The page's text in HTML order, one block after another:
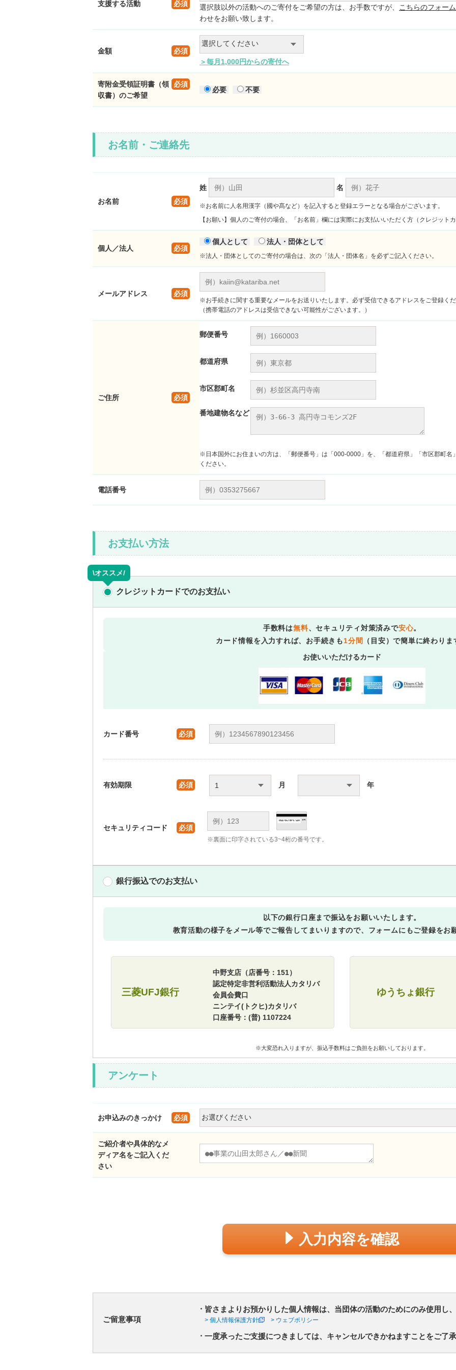
支援する活動 必須 選択肢以外の活動へのご寄付をご希望の方は、お手数ですが、
こちらのフォーム
わせをお願い致します。
金額
必須
＞毎月1,000円からの寄付へ
寄附金受領証明書（領
収書）のご希望
必須
必要 不要
お名前・ご連絡先
お名前 必須
姓 名
※お名前に人名用漢字（國や髙など）を記入すると登録エラーとなる場合がございます。
【お願い】個人のご寄付の場合、「お名前」欄には実際にお支払いいただく方（クレジット
個人／法人 必須
個人として 法人・団体として
※法人・団体としてのご寄付の場合は、次の「法人・団体名」を必ずご記入ください。
メールアドレス 必須
※お手続きに関する重要なメールをお送りいたします。必ず受信できるアドレスをご登録く
（携帯電話のアドレスは受信できない可能性がございます。）
ご住所 必須
郵便番号
都道府県
市区郡町名
番地建物名など
※日本国外にお住まいの方は、「郵便番号」は「000-0000」を、「都道府県」「市区郡町名
ください。
電話番号
お支払い方法
\オススメ/
クレジットカードでのお支払い
手数料は無料、セキュリティ対策済みで安心。
カード情報を入力すれば、お手続きも1分間
（目安）で簡単に終わりま
お使いいただけるカード
カード番号 必須
有効期限 必須 月 年
セキュリティコード 必須
※裏面に印字されている3~4桁の番号です。
銀行振込でのお支払い
以下の銀行口座まで振込をお願いいたします。
教育活動の様子をメール等でご報告してまいりますので、フォームにもご登録をお
三菱UFJ銀行
中野支店（店番号：151）
認定特定非営利活動法人カタリバ
会員会費口
ニンテイ(トクヒ)カタリバ
口座番号：(普) 1107224
ゆうちょ銀行
※大変恐れ入りますが、振込手数料はご負担をお願いしております。
アンケート
お申込みのきっかけ 必須
ご紹介者や具体的なメ
ディア名をご記入くだ
さい
入力内容を確認
ご留意事項
皆さまよりお預かりした個人情報は、当団体の活動のためにのみ使用し
> 個人情報保護方針 > ウェブポリシー
一度承ったご支援につきましては、キャンセルできかねますことをご了